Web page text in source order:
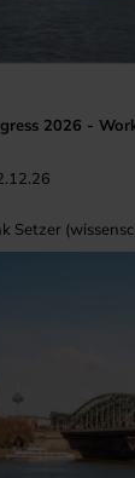
2026 -
Setzer